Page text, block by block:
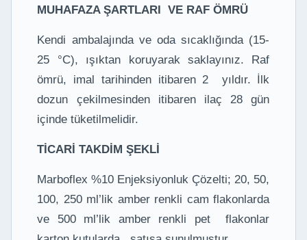
MUHAFAZA ŞARTLARI VE RAF ÖMRÜ
Kendi ambalajında ve oda sıcaklığında (15-
25 °C), ışıktan koruyarak saklayınız. Raf
ömrü, imal tarihinden itibaren 2 yıldır. İlk
dozun çekilmesinden itibaren ilaç 28 gün
içinde tüketilmelidir.
TİCARİ TAKDİM ŞEKLİ
Marboflex %10 Enjeksiyonluk Çözelti; 20, 50,
100, 250 ml’lik amber renkli cam flakonlarda
ve 500 ml’lik amber renkli pet flakonlar